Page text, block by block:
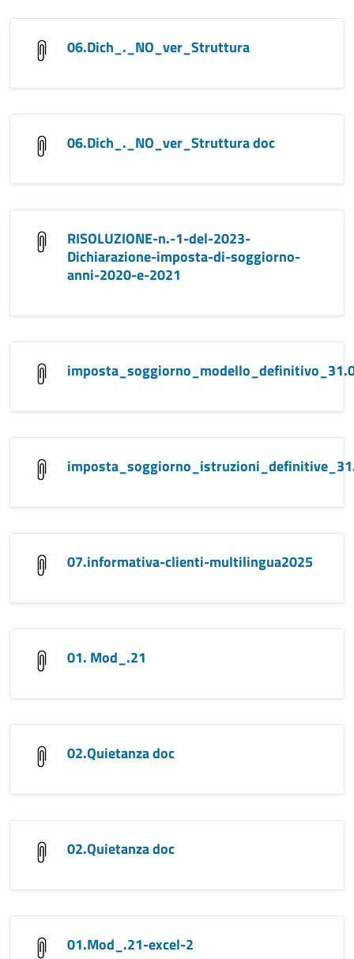
06.Dich_._NO_ver_Struttura
06.Dich_._NO_ver_Struttura doc
RISOLUZIONE-n.-1-del-2023-
Dichiarazione-imposta-di-soggiorno-
anni-2020-e-2021
07.informativa-clienti-multilingua2025
01. Mod_.21
02.Quietanza doc
02.Quietanza doc
01.Mod_.21-excel-2